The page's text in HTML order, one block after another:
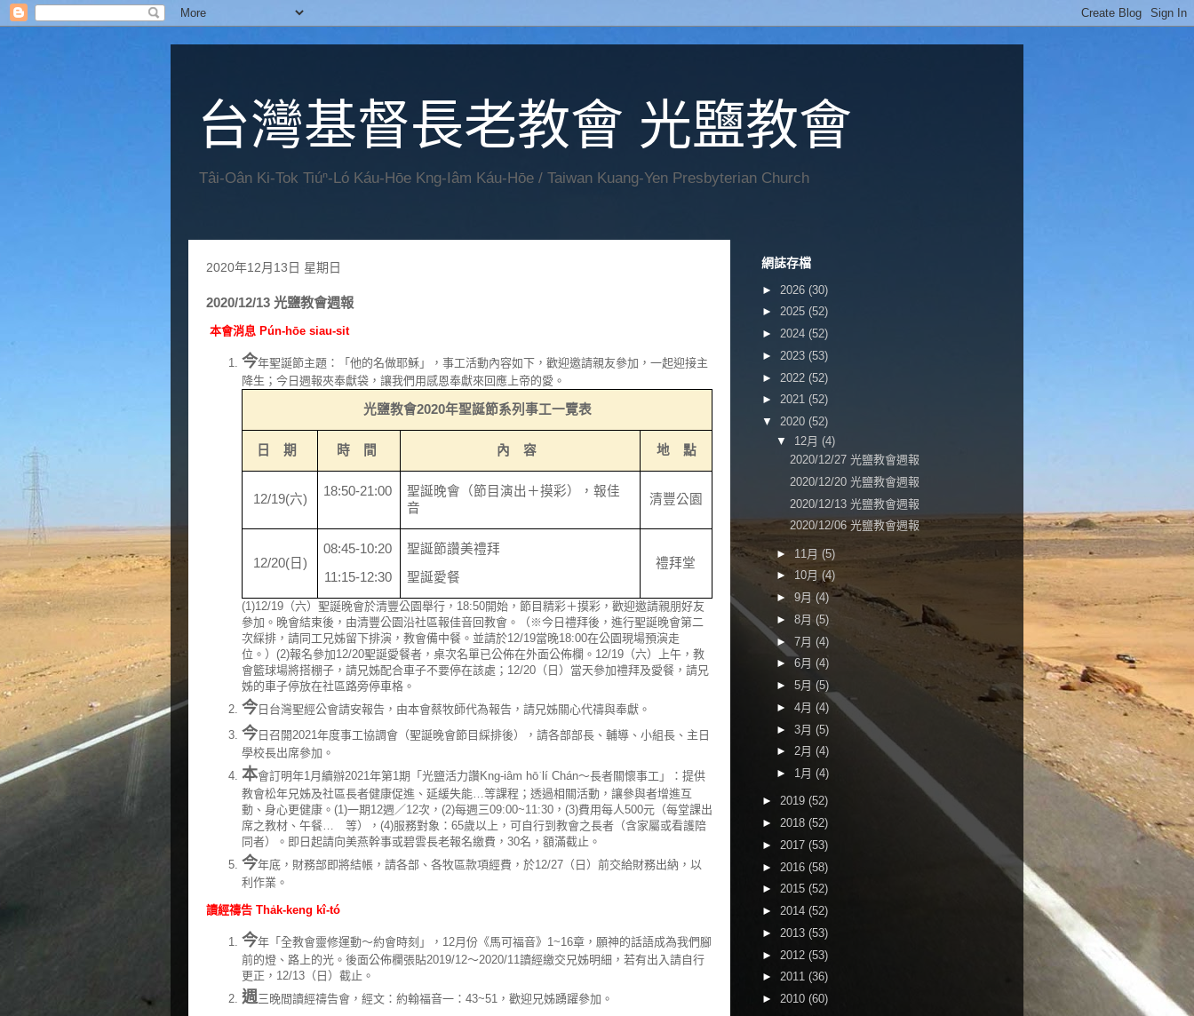
台灣基督長老教會 光鹽教會
Tâi-Oân Ki-Tok Tiúⁿ-Ló Káu-Hōe Kng-Iâm Káu-Hōe / Taiwan Kuang-Yen Presbyterian Church
2020年12月13日 星期日
2020/12/13 光鹽教會週報
本會消息 Pún-hōe siau-sit
今年聖誕節主題：「他的名做耶穌」，事工活動內容如下，歡迎邀請親友參加，一起迎接主
降生；今日週報夾奉獻袋，讓我們用感恩奉獻來回應上帝的愛。
光鹽教會2020年聖誕節系列事工一覽表
日 期 時 間 內 容 地 點
12/19(六)
18:50-21:00
聖誕晚會（節目演出＋摸彩），報佳
音
清豐公園
12/20(日 )
08:45-10:20
11:15-12:30
聖誕節讚美禮拜
聖誕愛餐
禮拜堂
(1)12/19（六）聖誕晚會於清豐公園舉行，18:50開始，節目精彩＋摸彩，歡迎邀請親朋好友
參加。晚會結束後，由清豐公園沿社區報佳音回教會。（※今日禮拜後，進行聖誕晚會第二
次綵排，請同工兄姊留下排演，教會備中餐。並請於12/19當晚18:00在公園現場預演走
位。）(2)報名參加12/20聖誕愛餐者，桌次名單已公佈在外面公佈欄。12/19（六）上午，教
會籃球場將搭棚子，請兄姊配合車子不要停在該處；12/20（日）當天參加禮拜及愛餐，請兄
姊的車子停放在社區路旁停車格。
今日台灣聖經公會請安報告，由本會蔡牧師代為報告，請兄姊關心代禱與奉獻。
今日召開2021年度事工協調會（聖誕晚會節目綵排後），請各部部長、輔導、小組長、主日
學校長出席參加。
本會訂明年1月續辦2021年第1期「光鹽活力讚Kng-iâm hō͘ lí Chán～長者關懷事工」：提供
教會松年兄姊及社區長者健康促進、延緩失能…等課程；透過相關活動，讓參與者增進互
動、身心更健康。(1)一期12週／12次，(2)每週三09:00~11:30，(3)費用每人500元（每堂課出
席之教材、午餐… 等），(4)服務對象：65歲以上，可自行到教會之長者（含家屬或看護陪
同者）。即日起請向美燕幹事或碧雲長老報名繳費，30名，額滿截止。
今年底，財務部即將結帳，請各部、各牧區款項經費，於12/27（日）前交給財務出納，以
利作業。
讀經禱告 Tha̍k-keng kî-tó
今年「全教會靈修運動～約會時刻」，12月份《馬可福音》1~16章，願神的話語成為我們腳
前的燈、路上的光。後面公佈欄張貼2019/12～2020/11讀經繳交兄姊明細，若有出入請自行
更正，12/13（日）截止。
週三晚間讀經禱告會，經文：約翰福音一：43~51，歡迎兄姊踴躍參加。
網誌存檔
► 2026 (30)
► 2025 (52)
► 2024 (52)
► 2023 (53)
► 2022 (52)
► 2021 (52)
▼ 2020 (52)
▼ 12月 (4)
2020/12/27 光鹽教會週報
2020/12/20 光鹽教會週報
2020/12/13 光鹽教會週報
2020/12/06 光鹽教會週報
► 11月 (5)
► 10月 (4)
► 9月 (4)
► 8月 (5)
► 7月 (4)
► 6月 (4)
► 5月 (5)
► 4月 (4)
► 3月 (5)
► 2月 (4)
► 1月 (4)
► 2019 (52)
► 2018 (52)
► 2017 (53)
► 2016 (58)
► 2015 (52)
► 2014 (52)
► 2013 (53)
► 2012 (53)
► 2011 (36)
► 2010 (60)